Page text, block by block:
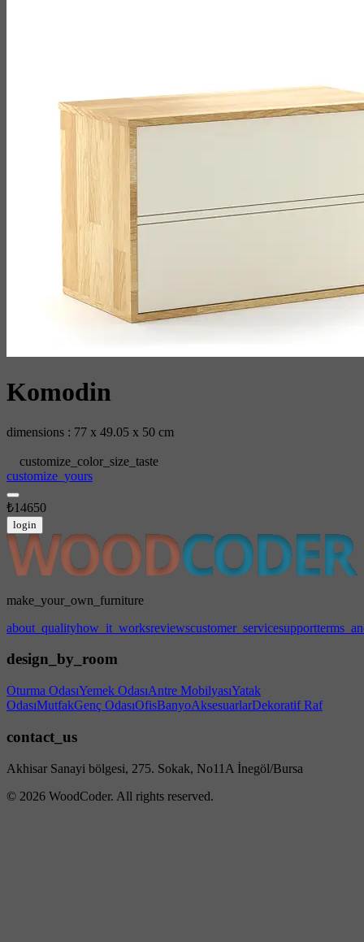
Komodin
dimensions : 77 x 49.05 x 50 cm
customize_color_size_taste
customize_yours
₺14650
login
make_your_own_furniture
about_qualityhow_it_worksreviewscustomer_servicesupport
design_by_room
Oturma OdasıYemek OdasıAntre MobilyasıYatak
OdasıMutfakGenç OdasıOfisBanyoAksesuarlarDekoratif Raf
contact_us
Akhisar Sanayi bölgesi, 275. Sokak, No11A İnegöl/Bursa
© 2026 WoodCoder. All rights reserved.